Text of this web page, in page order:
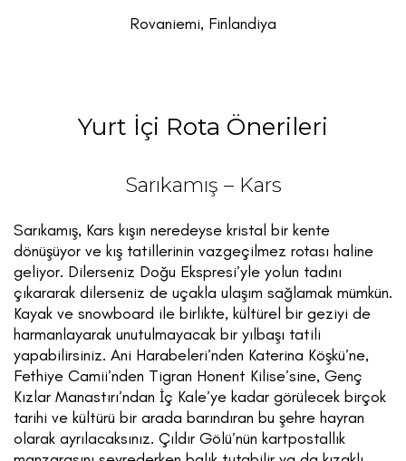
Rovaniemi, Finlandiya
Yurt İçi Rota Önerileri
Sarıkamış – Kars
Sarıkamış, Kars kışın neredeyse kristal bir kente
dönüşüyor ve kış tatillerinin vazgeçilmez rotası haline
geliyor. Dilerseniz Doğu Ekspresi’yle yolun tadını
çıkararak dilerseniz de uçakla ulaşım sağlamak mümkün.
Kayak ve snowboard ile birlikte, kültürel bir geziyi de
harmanlayarak unutulmayacak bir yılbaşı tatili
yapabilirsiniz. Ani Harabeleri’nden Katerina Köşkü’ne,
Fethiye Camii’nden Tigran Honent Kilise’sine, Genç
Kızlar Manastırı’ndan İç Kale’ye kadar görülecek birçok
tarihi ve kültürü bir arada barındıran bu şehre hayran
olarak ayrılacaksınız. Çıldır Gölü’nün kartpostallık